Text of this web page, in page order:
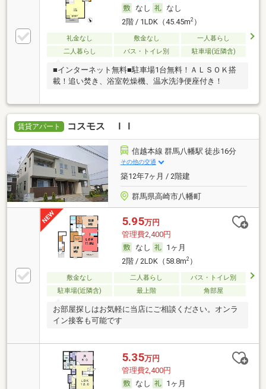
なし
なし
2階 / 1LDK（45.45m2）
礼金なし 敷金なし
一人暮らし
二人暮らし
バス・トイレ別 駐車場(近隣含)
■インターネット無料■駐車場1台無料！ＡＬＳＯＫ搭
載！追い焚き、浴室乾燥機、温水洗浄便座付き！
賃貸アパート コスモス ＩＩ
信越本線 群馬八幡駅 徒歩16分
その他の交通
築12年7ヶ月 / 2階建
群馬県高崎市八幡町
5.95万円
管理費2,400円
なし
1ヶ月
2階 / 2LDK（58.8m2）
敷金なし 二人暮らし
バス・トイレ別
駐車場(近隣含)
最上階 角部屋
お部屋探しはお気軽に当店にご相談ください。オンラ
イン接客も可能です
5.35万円
管理費2,400円
なし
1ヶ月